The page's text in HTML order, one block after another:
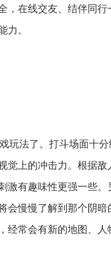
，在线交友、结伴同
。
法了。打斗场面十
觉上的冲击力。根据
激有趣味性更强一些
会慢慢了解到那个阴
经常会有新的地图、